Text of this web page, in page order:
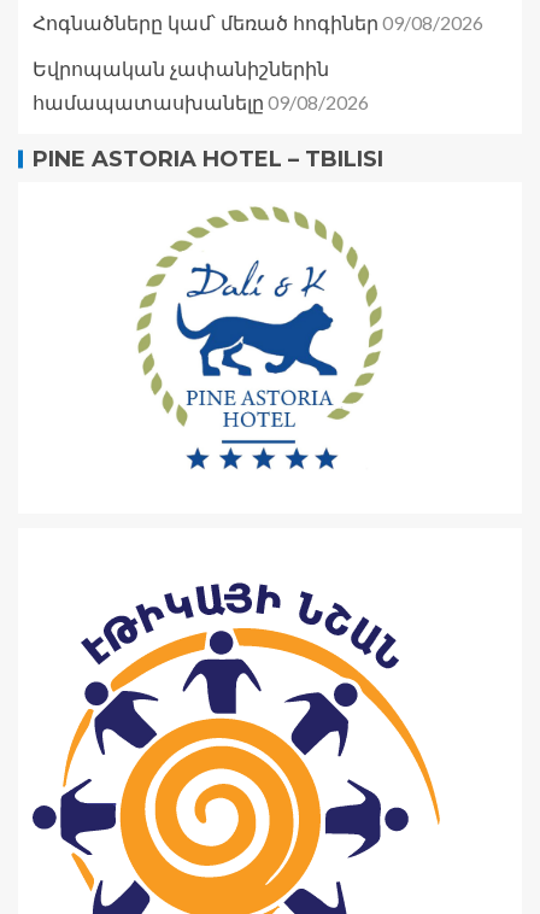
Հոգնածները կամ՝ մեռած հոգիներ 09/08/2026
Եվրոպական չափանիշներին
համապատասխանելը 09/08/2026
PINE ASTORIA HOTEL – TBILISI